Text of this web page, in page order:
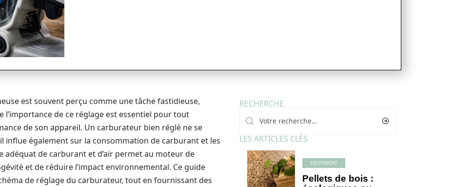
est souvent perçu comme une tâche fastidieuse,
de ce réglage est essentiel pour tout
de son appareil. Un carburateur bien réglé ne se
influe également sur la consommation de carburant et les
adéquat de carburant et d’air permet au moteur de
et de réduire l’impact environnemental. Ce guide
de réglage du carburateur, tout en fournissant des
RECHERCHE
LES ARTICLES CLÉS
EQUIPEMENT
Pellets de bois :